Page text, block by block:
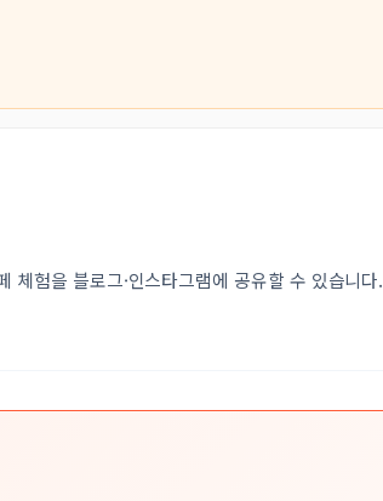
체험을 블로그·인스타그램에 공유할 수 있습니다.